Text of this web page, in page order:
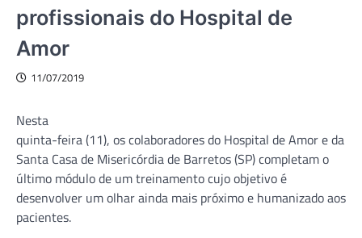
profissionais do Hospital de
Amor
11/07/2019
Nesta
quinta-feira (11), os colaboradores do Hospital de Amor e da
Santa Casa de Misericórdia de Barretos (SP) completam o
último módulo de um treinamento cujo objetivo é
desenvolver um olhar ainda mais próximo e humanizado aos
pacientes.